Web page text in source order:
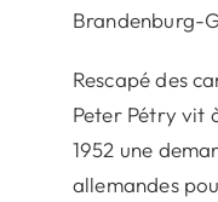
Brandenburg-
Rescapé des
Peter Pétry vit
1952 une
allemandes